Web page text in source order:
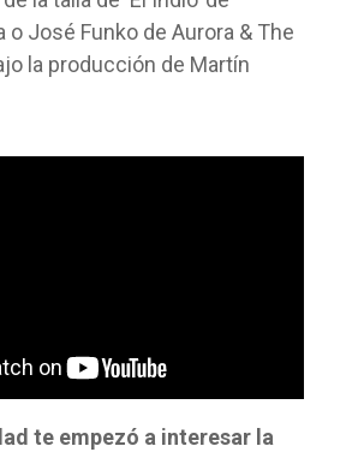
o José Funko de Aurora & The
la producción de Martín
te empezó a interesar la